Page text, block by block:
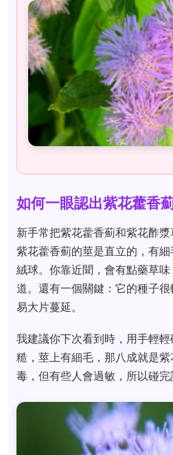
如何一眼認出紫花藿香
新手常把紫花藿香薊和紫花酢漿
紫花藿香薊的莖是直立的，有
絨球。你靠近聞，會有點藥草
道。還有一個關鍵：它的種子
易大片蔓延。
我建議你下次看到時，用手輕
糙，莖上有細毛，那八成就是
毒，但有些人會過敏，所以碰完